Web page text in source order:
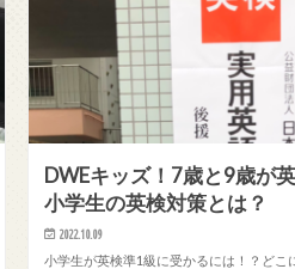
DWEキッズ！7歳と9歳が
小学生の英検対策とは？
2022.10.09
小学生が英検準1級に受かるには！？どこ